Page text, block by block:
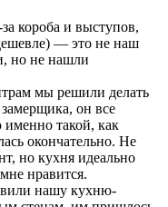
короба и выступов,
— это не наш
но не нашли
мы решили делать
он все
такой, как
окончательно. Не
но кухня идеально
нравится.
нашу кухню-